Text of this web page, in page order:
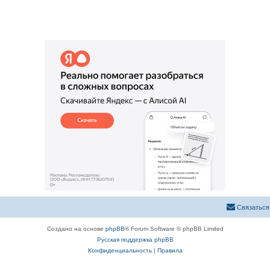
Создано на основе phpBB® Forum Software © phpBB Limited
Русская поддержка phpBB
Конфиденциальность| Правила